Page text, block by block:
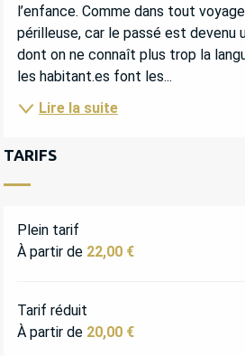
l’enfance. Comme dans tout
périlleuse, car le passé est devenu
dont on ne connaît plus trop la
les habitant.es font les...
Lire la suite
TARIFS
Plein tarif
À partir de 22,00 €
Tarif réduit
À partir de 20,00 €